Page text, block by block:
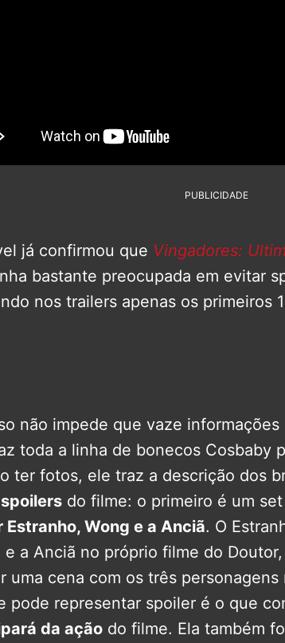
PUBLICIDADE
já confirmou que Vingadores:
bastante preocupada em evitar
nos trailers apenas os primeiros
não impede que vaze
toda a linha de bonecos Cosbaby
ter fotos, ele traz a descrição dos
spoilers do filme: o primeiro é um
Estranho, Wong e a Anciã. O
e a Anciã no próprio filme do
uma cena com os três
pode representar spoiler é o que
da ação do filme. Ela também